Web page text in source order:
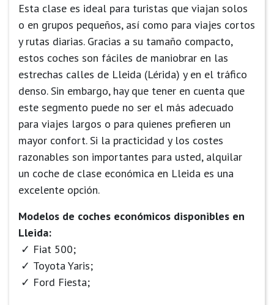
Esta clase es ideal para turistas que viajan solos
o en grupos pequeños, así como para viajes cortos
y rutas diarias. Gracias a su tamaño compacto,
estos coches son fáciles de maniobrar en las
estrechas calles de Lleida (Lérida) y en el tráfico
denso. Sin embargo, hay que tener en cuenta que
este segmento puede no ser el más adecuado
para viajes largos o para quienes prefieren un
mayor confort. Si la practicidad y los costes
razonables son importantes para usted, alquilar
un coche de clase económica en Lleida es una
excelente opción.
Modelos de coches económicos disponibles en
Lleida:
Fiat 500;
Toyota Yaris;
Ford Fiesta;